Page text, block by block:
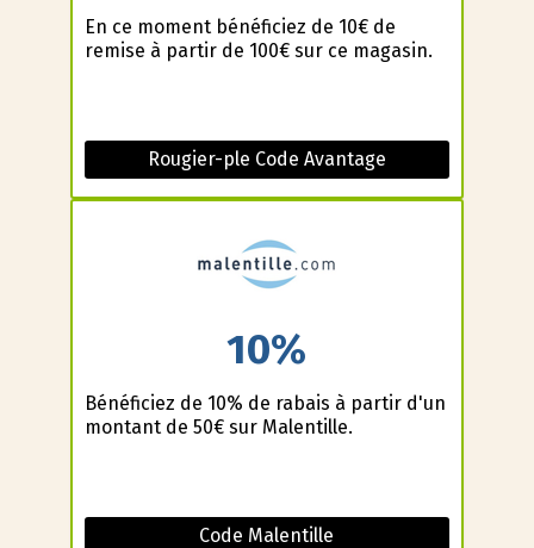
En ce moment bénéficiez de 10€ de
remise à partir de 100€ sur ce magasin.
Rougier-ple Code Avantage
10%
Bénéficiez de 10% de rabais à partir d'un
montant de 50€ sur Malentille.
Code Malentille